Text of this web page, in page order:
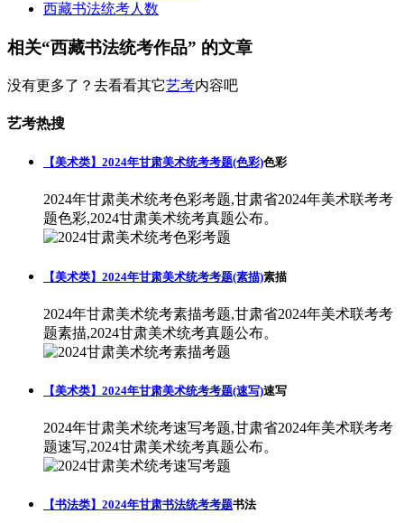
西藏书法统考人数
相关“西藏书法统考作品” 的文章
没有更多了？去看看其它艺考内容吧
艺考热搜
【美术类】2024年甘肃美术统考考题(色彩)色彩
2024年甘肃美术统考色彩考题,甘肃省2024年美术联考考
题色彩,2024甘肃美术统考真题公布。
【美术类】2024年甘肃美术统考考题(素描)素描
2024年甘肃美术统考素描考题,甘肃省2024年美术联考考
题素描,2024甘肃美术统考真题公布。
【美术类】2024年甘肃美术统考考题(速写)速写
2024年甘肃美术统考速写考题,甘肃省2024年美术联考考
题速写,2024甘肃美术统考真题公布。
【书法类】2024年甘肃书法统考考题书法